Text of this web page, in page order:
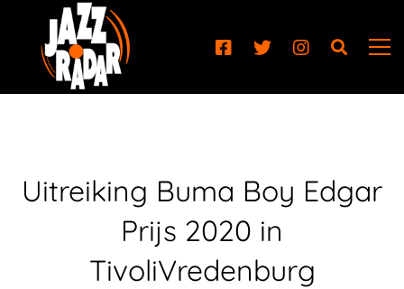
Uitreiking Buma Boy Edgar
Prijs 2020 in
TivoliVredenburg